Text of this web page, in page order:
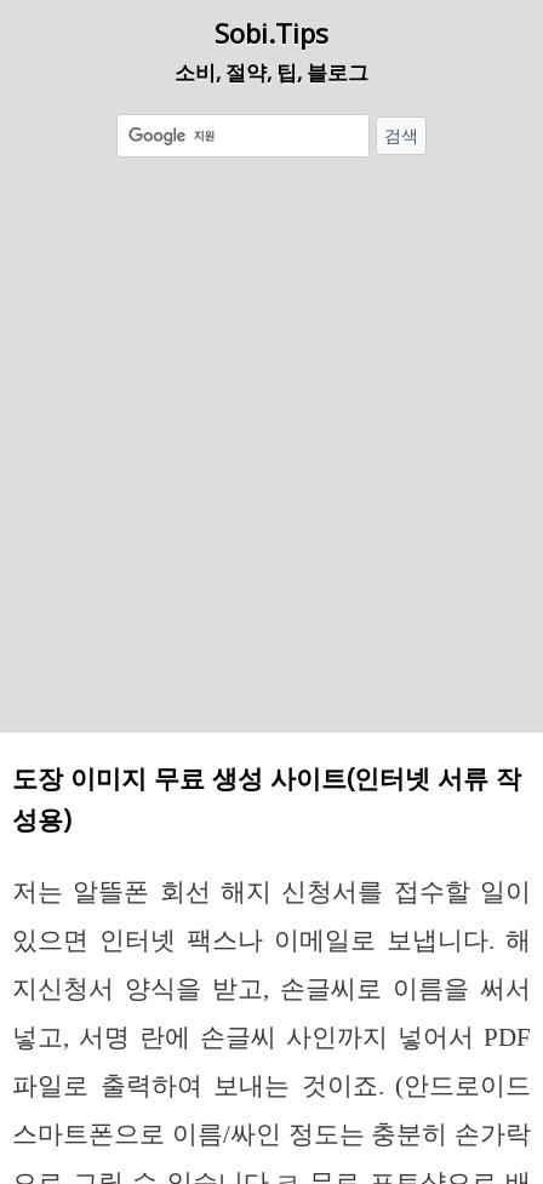
Sobi.Tips
소비, 절약, 팁, 블로그
도장 이미지 무료 생성 사이트(인터넷 서류 작
성용)
저는 알뜰폰 회선 해지 신청서를 접수할 일이
있으면 인터넷 팩스나 이메일로 보냅니다. 해
지신청서 양식을 받고, 손글씨로 이름을 써서
넣고, 서명 란에 손글씨 사인까지 넣어서 PDF
파일로 출력하여 보내는 것이죠. (안드로이드
스마트폰으로 이름/싸인 정도는 충분히 손가락